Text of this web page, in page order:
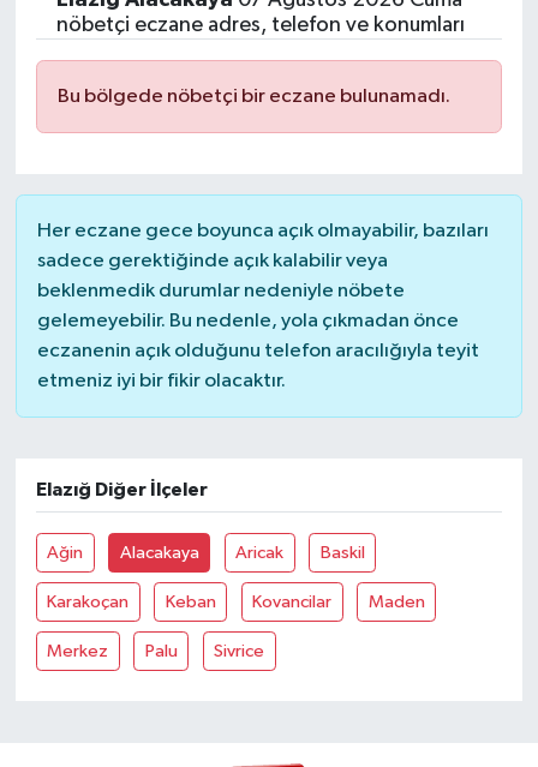
nöbetçi eczane adres, telefon ve konumları
Bu bölgede nöbetçi bir eczane bulunamadı.
Her eczane gece boyunca açık olmayabilir, bazıları
sadece gerektiğinde açık kalabilir veya
beklenmedik durumlar nedeniyle nöbete
gelemeyebilir. Bu nedenle, yola çıkmadan önce
eczanenin açık olduğunu telefon aracılığıyla teyit
etmeniz iyi bir fikir olacaktır.
Elazığ Diğer İlçeler
Ağin Alacakaya Aricak Baskil
Karakoçan Keban Kovancilar Maden
Merkez Palu Sivrice